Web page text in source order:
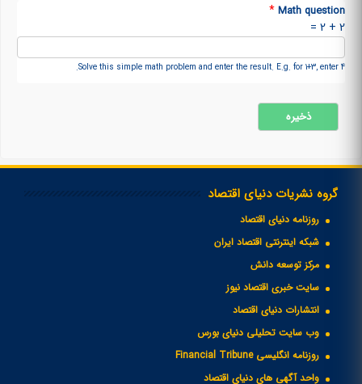
Math question
*
2 + 2 =
Solve this simple math problem and enter the result. E.g. for 1+3, enter 4.
گروه نشریات دنیای اقتصاد
روزنامه دنیای اقتصاد
شبکه اینترنتی اقتصاد ایران
مرکز توسعه دانش
سایت خبری اقتصاد نیوز
انتشارات دنیای اقتصاد
وب سایت تحلیلی دنیای بورس
روزنامه انگلیسی Financial Tribune
واحد آگهی های دنیای اقتصاد